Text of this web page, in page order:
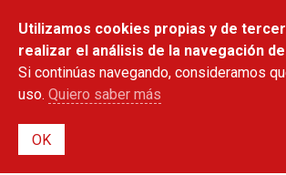
contenido
principal
Utilizamos cookies propias y de
realizar el análisis de la navegación
Si continúas navegando, consideramos
uso. Quiero saber más